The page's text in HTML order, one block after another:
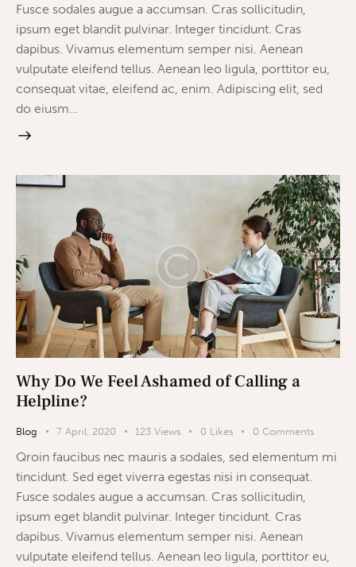
Fusce sodales augue a accumsan. Cras sollicitudin,
ipsum eget blandit pulvinar. Integer tincidunt. Cras
dapibus. Vivamus elementum semper nisi. Aenean
vulputate eleifend tellus. Aenean leo ligula, porttitor eu,
consequat vitae, eleifend ac, enim. Adipiscing elit, sed
do eiusm…
Why Do We Feel Ashamed of Calling a
Helpline?
Blog 7 April, 2020 123 Views 0 Likes 0 Comments
Qroin faucibus nec mauris a sodales, sed elementum mi
tincidunt. Sed eget viverra egestas nisi in consequat.
Fusce sodales augue a accumsan. Cras sollicitudin,
ipsum eget blandit pulvinar. Integer tincidunt. Cras
dapibus. Vivamus elementum semper nisi. Aenean
vulputate eleifend tellus. Aenean leo ligula, porttitor eu,